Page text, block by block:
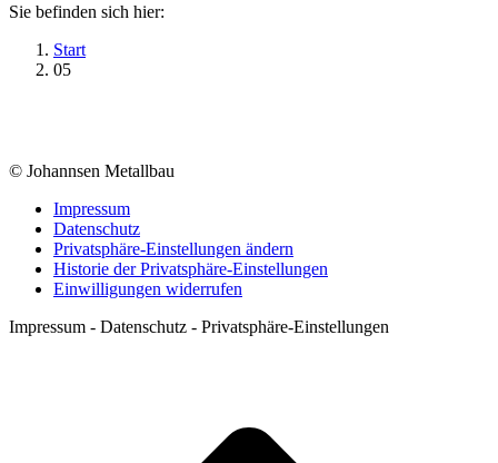
Sie befinden sich hier:
Start
05
© Johannsen Metallbau
Impressum
Datenschutz
Privatsphäre-Einstellungen ändern
Historie der Privatsphäre-Einstellungen
Einwilligungen widerrufen
Impressum - Datenschutz - Privatsphäre-Einstellungen